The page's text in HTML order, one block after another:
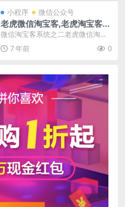
小程序 微信公众号
老虎微信淘宝客,老虎淘宝客小
程序,老虎微信淘宝客源码
微信淘宝客系统之二老虎微信淘宝
客，我们知道在微擎上使用比较火
的微信淘宝客有2个，...
7 年前 0